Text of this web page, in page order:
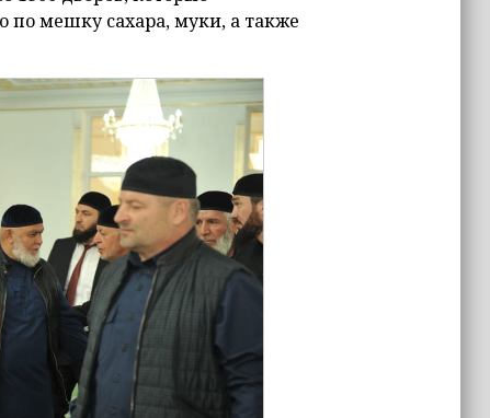
по мешку сахара, муки, а также